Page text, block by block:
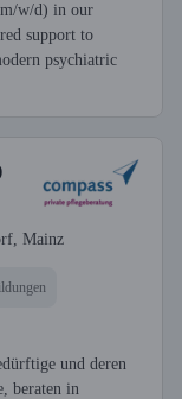
w/d) in our
support to
psychiatric
Mainz
und deren
beraten in